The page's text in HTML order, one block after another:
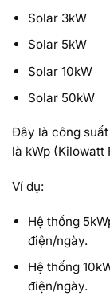
Solar 3kW
Solar 5kW
Solar 10kW
Solar 50kW
Đây là công
là kWp (Kilowatt
Ví dụ:
Hệ thống
điện/ngày.
Hệ thống
điện/ngày.